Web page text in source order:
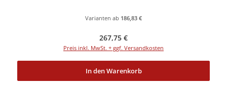
Varianten ab 186,83 €
Regulärer Preis:
267,75 €
Preis inkl. MwSt. + ggf. Versandkosten
In den Warenkorb